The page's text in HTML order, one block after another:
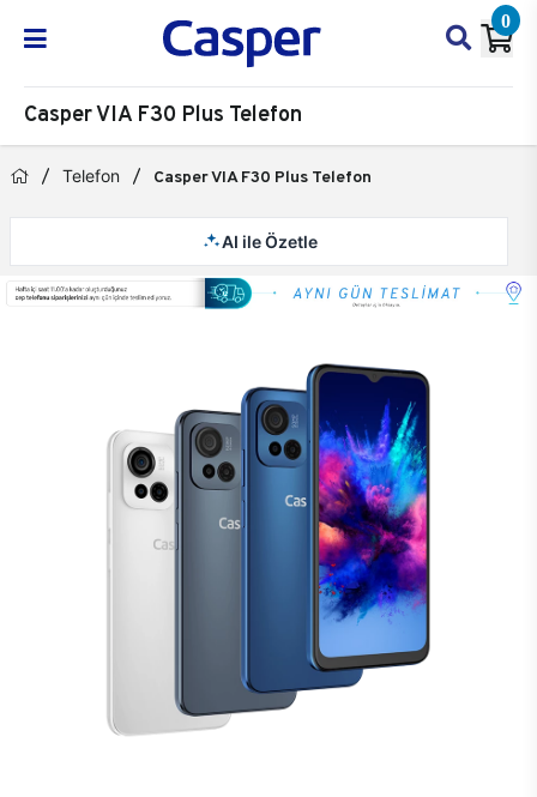
0
Casper VIA F30 Plus Telefon
Telefon Casper VIA F30 Plus Telefon
AI ile Özetle